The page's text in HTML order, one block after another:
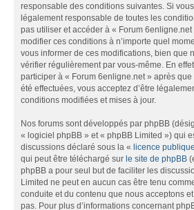
responsable des conditions suivantes. Si vous
légalement responsable de toutes les
pas utiliser et accéder à « Forum
modifier ces conditions à n’importe quel
vous informer de ces modifications, bien que
vérifier régulièrement par vous-même. En
participer à « Forum 6enligne.net » après
été effectuées, vous acceptez d’être
conditions modifiées et mises à jour.
Nos forums sont développés par phpBB
« logiciel phpBB » et « phpBB Limited ») qui
discussions déclaré sous la « licence
qui peut être téléchargé sur le site de phpBB
phpBB a pour seul but de faciliter les
Limited ne peut en aucun cas être tenu
conduite et du contenu que nous acceptons
pas. Pour plus d’informations concernant